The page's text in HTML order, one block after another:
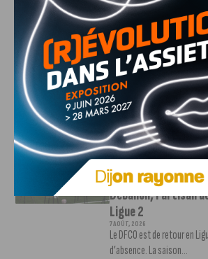
DFCO : RENCONTRE AVEC PIERRE-
L’ARTISAN DE LA MONTÉE EN LIGUE 2
INFOS,SPORT
DFCO : Rencontre
Deballon, l’artisan
Ligue 2
7 AOÛT, 2026
Le DFCO est de retour en
d’absence. La saison...